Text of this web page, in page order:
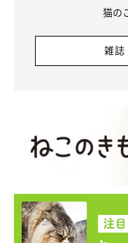
猫の
雑誌